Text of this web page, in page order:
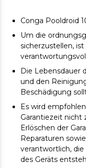
Conga Pooldroid
Um die
sicherzustellen,
Die Lebensdauer
und den
Beschädigung
Es wird
Garantiezeit nicht
Erlöschen der
Reparaturen
verantwortlich,
des Geräts